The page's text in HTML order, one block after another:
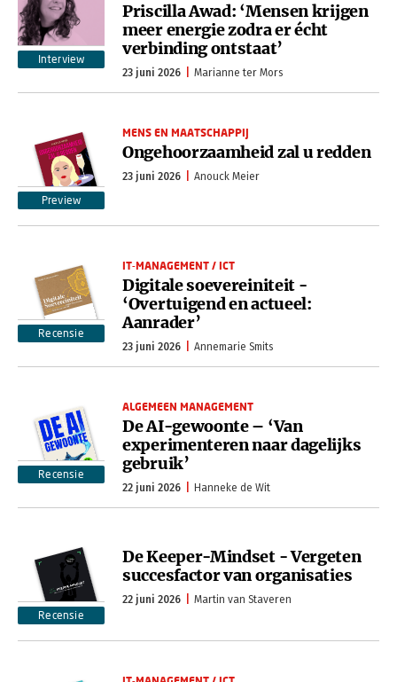
Interview
Priscilla Awad: ‘Mensen krijgen
meer energie zodra er écht
verbinding ontstaat’
23 juni 2026 Marianne ter Mors
Preview
MENS EN MAATSCHAPPIJ
Ongehoorzaamheid zal u redden
23 juni 2026 Anouck Meier
Recensie
IT-MANAGEMENT / ICT
Digitale soevereiniteit -
‘Overtuigend en actueel:
Aanrader’
23 juni 2026 Annemarie Smits
Recensie
ALGEMEEN MANAGEMENT
De AI-gewoonte – ‘Van
experimenteren naar dagelijks
gebruik’
22 juni 2026 Hanneke de Wit
Recensie
De Keeper-Mindset - Vergeten
succesfactor van organisaties
22 juni 2026 Martin van Staveren